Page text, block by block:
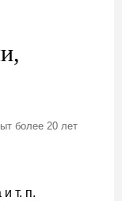
более 20 лет
т. п.